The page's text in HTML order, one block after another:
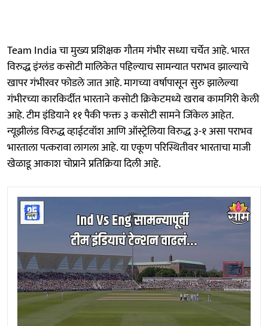
Team India चा मुख्य प्रशिक्षक गौतम गंभीर सध्या चर्चेत आहे. भारत
विरुद्ध इंग्लंड कसोटी मालिकेत पहिल्याच सामन्यात पराभव झाल्याचे
खापर गंभीरवर फोडले जात आहे. मागच्या वर्षापासून सुरु झालेल्या
गंभीरच्या कारकिर्दीत भारताने कसोटी क्रिकेटमध्ये खराब कामगिरी केली
आहे. टीम इंडियाने ११ पैकी फक्त ३ कसोटी सामने जिंकेल आहेत.
न्यूझीलंड विरुद्ध व्हाईटवॉश आणि ऑस्ट्रेलिया विरुद्ध ३-१ असा पराभव
भारताला पत्करावा लागला आहे. या एकूण परिस्थितीवर भारताचा माजी
खेळाडू आकाश चोप्राने प्रतिक्रिया दिली आहे.